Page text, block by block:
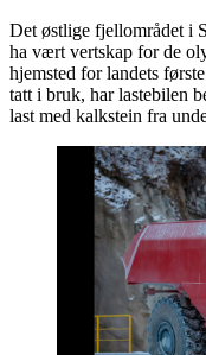
Det østlige fjellområdet i
ha vært vertskap for de
hjemsted for landets
tatt i bruk, har lastebilen
last med kalkstein fra